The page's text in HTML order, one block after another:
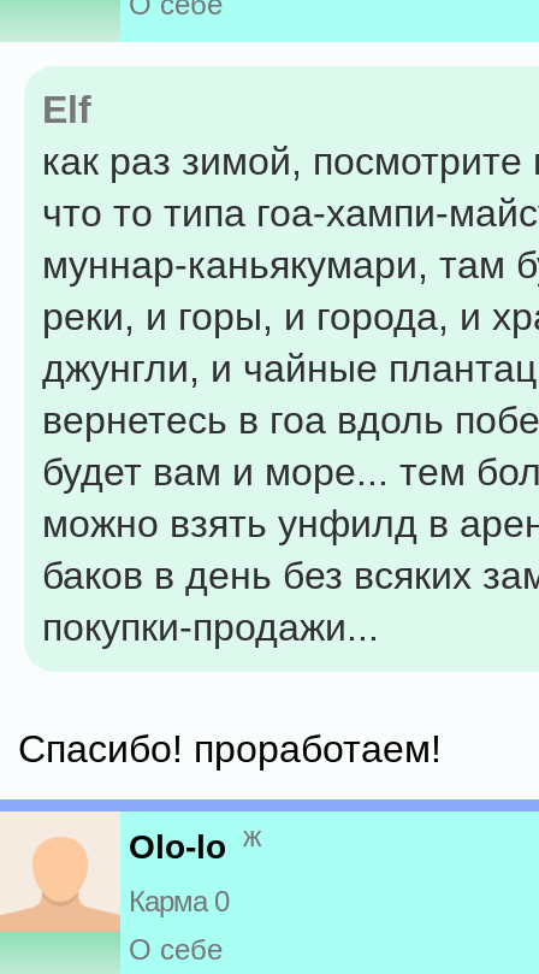
Elf
как раз зимой,
что то типа гоа-хампи-
муннар-каньякумари, там
реки, и горы, и города, и
джунгли, и чайные
вернетесь в гоа вдоль
будет вам и море... тем
можно взять унфилд в
баков в день без всяких
покупки-продажи...
Спасибо! проработаем!
Olo-lo ж
Карма 0
О себе